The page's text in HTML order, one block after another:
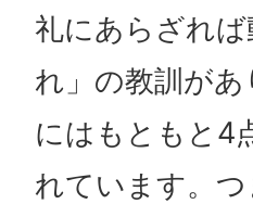
礼にあらざれ
れ」の教訓が
にはもともと4
れています。